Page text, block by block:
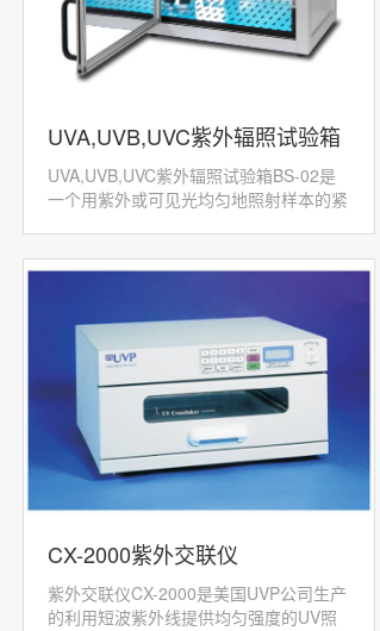
UVA,UVB,UVC紫外辐照试验箱
BS-02
UVA,UVB,UVC紫外辐照试验箱BS-02是
一个用紫外或可见光均匀地照射样本的紧
完全...
CX-2000紫外交联仪
紫外交联仪CX-2000是美国UVP公司生产
的利用短波紫外线提供均匀强度的UV照